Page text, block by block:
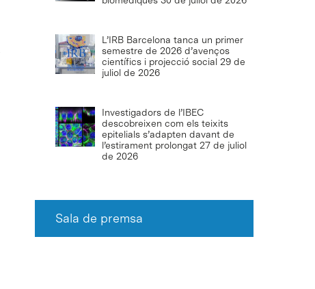
L’IRB Barcelona tanca un primer
semestre de 2026 d’avenços
científics i projecció social 29 de
juliol de 2026
Investigadors de l’IBEC
descobreixen com els teixits
epitelials s’adapten davant de
l’estirament prolongat 27 de juliol
de 2026
Sala de premsa